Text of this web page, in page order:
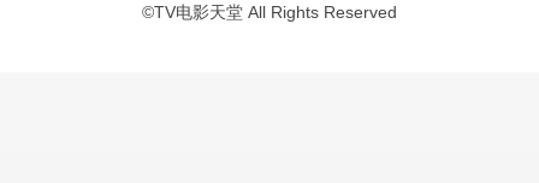
©TV电影天堂 All Rights Reserved